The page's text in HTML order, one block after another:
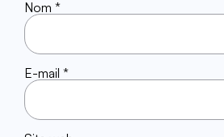
Nom *
E-mail *